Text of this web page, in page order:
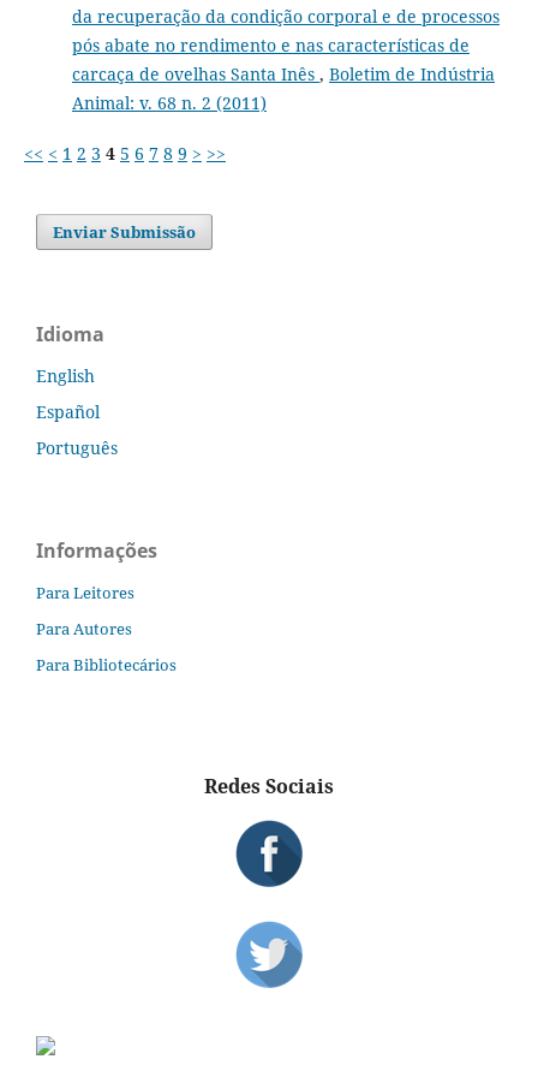
da recuperação da condição corporal e de processos
pós abate no rendimento e nas características de
carcaça de ovelhas Santa Inês , Boletim de Indústria
Animal: v. 68 n. 2 (2011)
<< < 1 2 3 4 5 6 7 8 9 > >>
Enviar Submissão
Idioma
English
Español
Português
Informações
Para Leitores
Para Autores
Para Bibliotecários
Redes Sociais